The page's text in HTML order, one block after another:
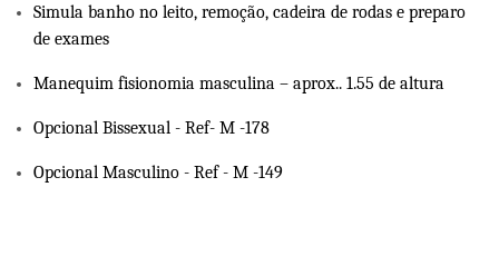
Simula banho no leito, remoção, cadeira de rodas e preparo
de exames
Manequim fisionomia masculina – aprox.. 1.55 de altura
Opcional Bissexual - Ref- M -178
Opcional Masculino - Ref - M -149